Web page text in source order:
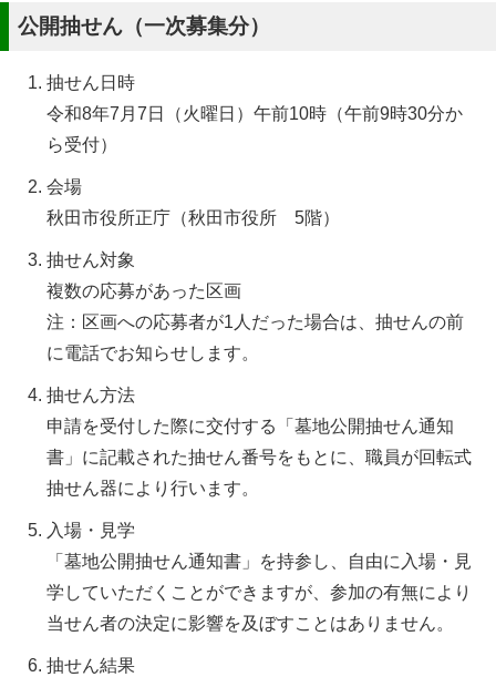
公開抽せん（一次募集分）
抽せん日時
令和8年7月7日（火曜日）午前10時（午前9時30分か
ら受付）
会場
秋田市役所正庁（秋田市役所 5階）
抽せん対象
複数の応募があった区画
注：区画への応募者が1人だった場合は、抽せんの前
に電話でお知らせします。
抽せん方法
申請を受付した際に交付する「墓地公開抽せん通知
書」に記載された抽せん番号をもとに、職員が回転式
抽せん器により行います。
入場・見学
「墓地公開抽せん通知書」を持参し、自由に入場・見
学していただくことができますが、参加の有無により
当せん者の決定に影響を及ぼすことはありません。
抽せん結果